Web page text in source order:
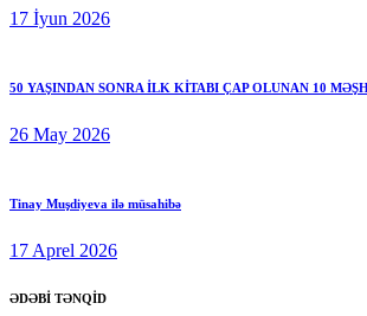
17 İyun 2026
50 YAŞINDAN SONRA İLK KİTABI ÇAP OLUNAN 10
26 May 2026
Tinay Muşdiyeva ilə müsahibə
17 Aprel 2026
ƏDƏBİ TƏNQİD